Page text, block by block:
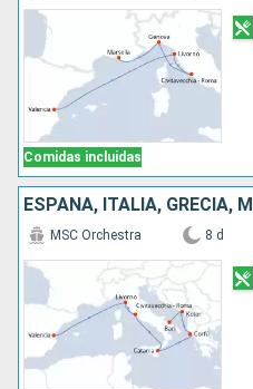
Comidas incluidas
ESPAÑA, ITALIA, GRECIA,
MSC Orchestra 8 d